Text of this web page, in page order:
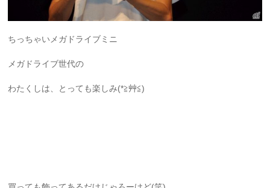
ちっちゃいメガドライブミニ
メガドライブ世代の
わたくしは、とっても楽しみ(*≧艸≦)